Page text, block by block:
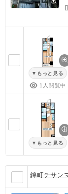
もっと見る
1人閲覧中
もっと見る
錦町チサン